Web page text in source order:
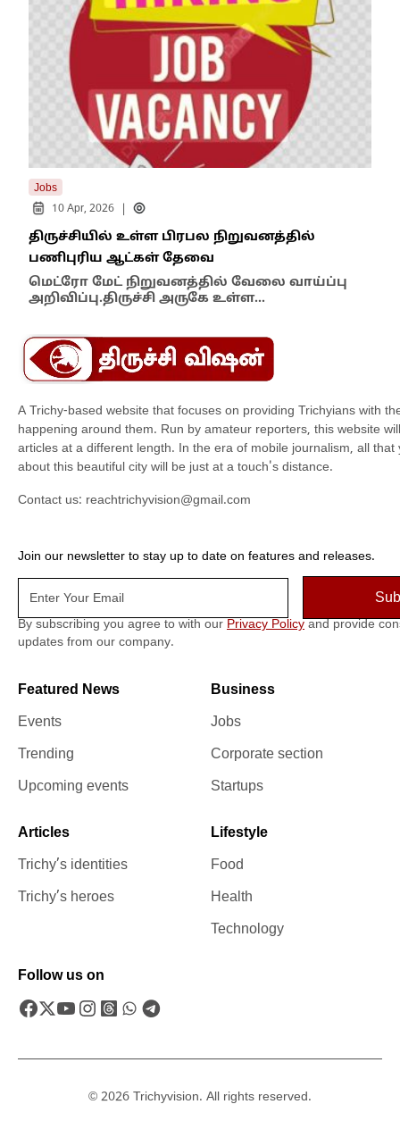
Jobs
10 Apr, 2026
திருச்சியில் உள்ள பிரபல நிறுவனத்தில்
பணிபுரிய ஆட்கள் தேவை
மெட்ரோ மேட் நிறுவனத்தில் வேலை வாய்ப்பு
அறிவிப்பு.திருச்சி அருகே உள்ள…
A Trichy-based website that focuses on providing Trichyians with
happening around them. Run by amateur reporters, this website
articles at a different length. In the era of mobile journalism, all that
about this beautiful city will be just at a touch's distance.
Contact us: reachtrichyvision@gmail.com
Join our newsletter to stay up to date on features and releases.
By subscribing you agree to with our Privacy Policy and provide
updates from our company.
Featured News
Events
Trending
Upcoming events
Business
Jobs
Corporate section
Startups
Articles
Trichy’s identities
Trichy’s heroes
Lifestyle
Food
Health
Technology
Follow us on
© 2026 Trichyvision. All rights reserved.